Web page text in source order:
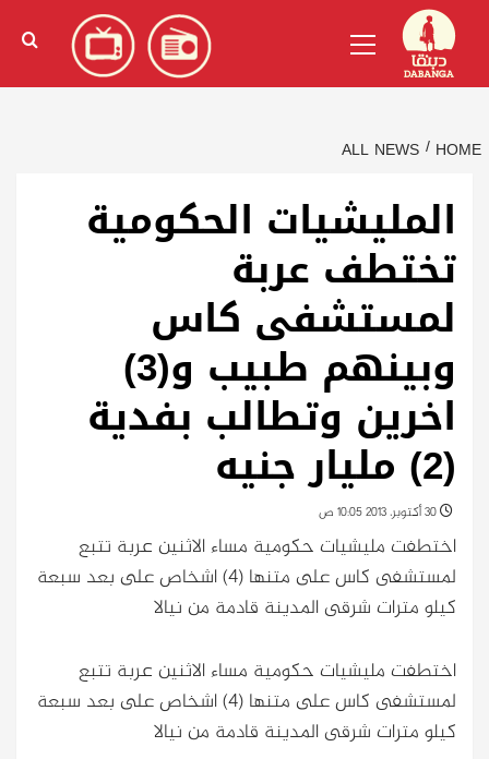
content
الإنجليزية)
Menu
HOME
ALL NEWS
المليشيات الحكومية
تختطف عربة
لمستشفى كاس
وبينهم طبيب و(3)
اخرين وتطالب بفدية
(2) مليار جنيه
اختطفت مليشيات حكومية مساء الاثنين عربة تتبع
لمستشفى كاس على متنها (4) اشخاص على بعد سبعة
كيلو مترات شرقى المدينة قادمة من نيالا
اختطفت مليشيات حكومية مساء الاثنين عربة تتبع
لمستشفى كاس على متنها (4) اشخاص على بعد سبعة
كيلو مترات شرقى المدينة قادمة من نيالا